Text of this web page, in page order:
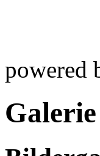
powered